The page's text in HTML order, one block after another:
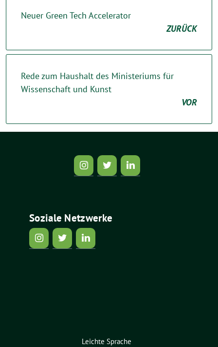
Neuer Green Tech Accelerator
ZURÜCK
Rede zum Haushalt des Ministeriums für
Wissenschaft und Kunst
VOR
Soziale Netzwerke
Leichte Sprache